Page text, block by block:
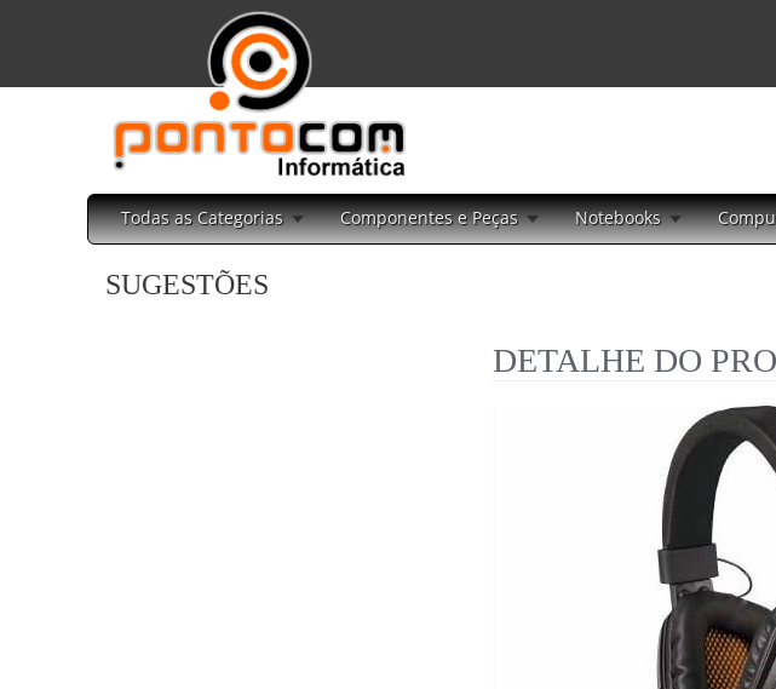
Todas as Categorias Componentes e Peças Notebooks
SUGESTÕES
DETALHE DO